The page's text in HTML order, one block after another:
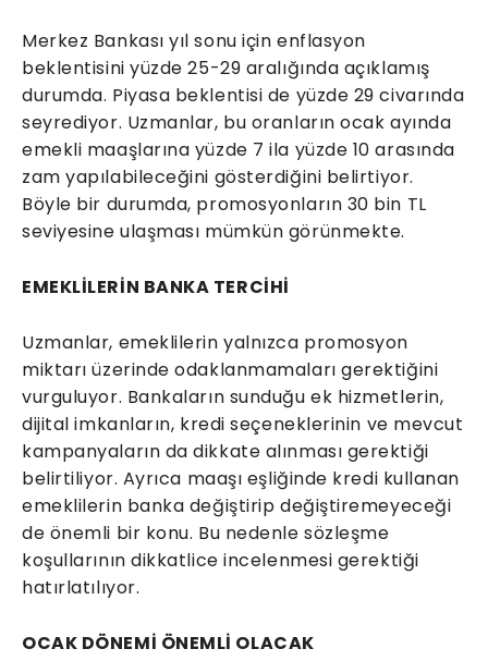
Merkez Bankası yıl sonu için enflasyon
beklentisini yüzde 25-29 aralığında açıklamış
durumda. Piyasa beklentisi de yüzde 29 civarında
seyrediyor. Uzmanlar, bu oranların ocak ayında
emekli maaşlarına yüzde 7 ila yüzde 10 arasında
zam yapılabileceğini gösterdiğini belirtiyor.
Böyle bir durumda, promosyonların 30 bin TL
seviyesine ulaşması mümkün görünmekte.
EMEKLİLERİN BANKA TERCİHİ
Uzmanlar, emeklilerin yalnızca promosyon
miktarı üzerinde odaklanmamaları gerektiğini
vurguluyor. Bankaların sunduğu ek hizmetlerin,
dijital imkanların, kredi seçeneklerinin ve mevcut
kampanyaların da dikkate alınması gerektiği
belirtiliyor. Ayrıca maaşı eşliğinde kredi kullanan
emeklilerin banka değiştirip değiştiremeyeceği
de önemli bir konu. Bu nedenle sözleşme
koşullarının dikkatlice incelenmesi gerektiği
hatırlatılıyor.
OCAK DÖNEMİ ÖNEMLİ OLACAK